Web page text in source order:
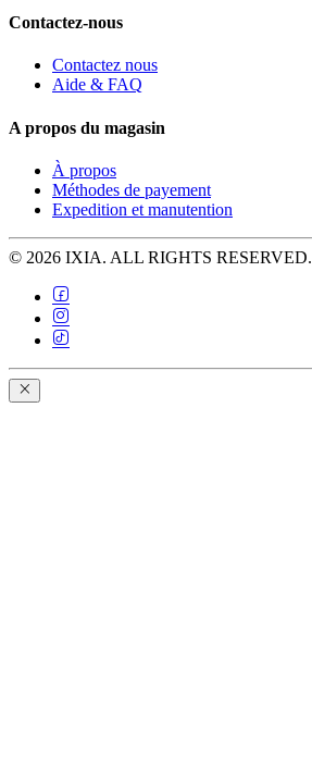
Contactez-nous
Contactez nous
Aide & FAQ
A propos du magasin
À propos
Méthodes de payement
Expedition et manutention
© 2026 IXIA. ALL RIGHTS RESERVED.